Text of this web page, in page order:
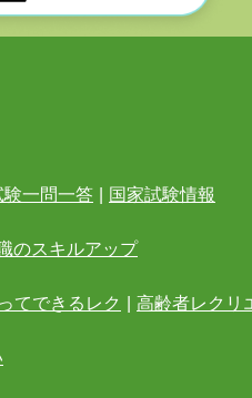
一問一答 国家試験情報
のスキルアップ
てできるレク 高齢者レクリ